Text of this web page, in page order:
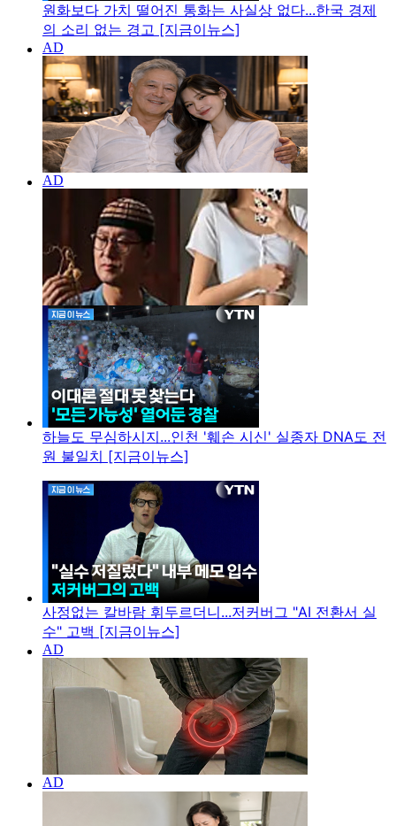
원화보다 가치 떨어진 통화는 사실상 없다...한국 경제
의 소리 없는 경고 [지금이뉴스]
하늘도 무심하시지...인천 '훼손 시신' 실종자 DNA도 전
원 불일치 [지금이뉴스]
사정없는 칼바람 휘두르더니...저커버그 "AI 전환서 실
수" 고백 [지금이뉴스]